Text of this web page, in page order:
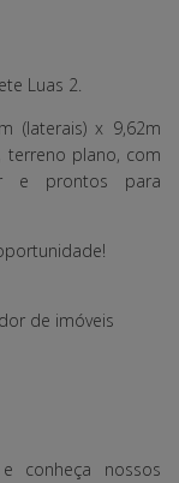
Luas 2.
(laterais) x 9,62m
terreno plano, com
e prontos para
de imóveis
conheça nossos